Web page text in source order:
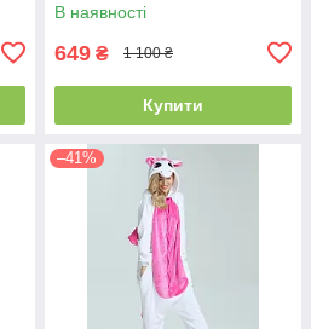
В наявності
649 ₴ 1 100 ₴
Купити
–41%